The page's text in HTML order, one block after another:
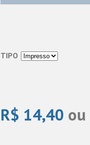
TIPO
R$ 14,40 ou